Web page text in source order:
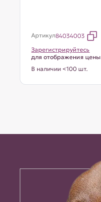
Артикул84034003
Зарегистрируйтесь
для отображения цены
В наличии <100 шт.